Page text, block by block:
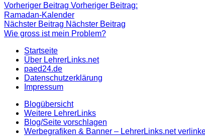
Vorheriger Beitrag Vorheriger Beitrag:
Ramadan-Kalender
Nächster Beitrag Nächster Beitrag
Wie gross ist mein Problem?
Startseite
Über LehrerLinks.net
paed24.de
Datenschutzerklärung
Impressum
Blogübersicht
Weitere LehrerLinks
Blog/Seite vorschlagen
Werbegrafiken & Banner – LehrerLinks.net